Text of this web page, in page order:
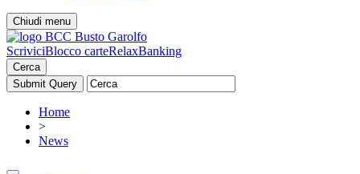
Chiudi menu
ScriviciBlocco carteRelaxBanking
Cerca
Home
>
News